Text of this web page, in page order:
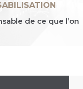
de ce que l’on